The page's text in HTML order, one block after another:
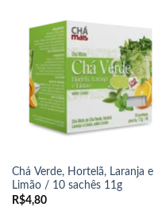
Chá Verde, Hortelã, Laranja e
Limão / 10 sachês 11g
R$4,80